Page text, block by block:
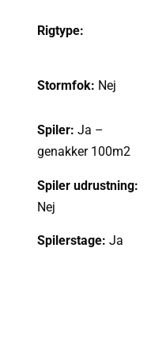
Rigtype:
Stormfok: Nej
Spiler: Ja –
genakker 100m2
Spiler udrustning:
Nej
Spilerstage: Ja